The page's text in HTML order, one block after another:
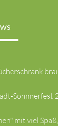
Sommerfest
mit viel